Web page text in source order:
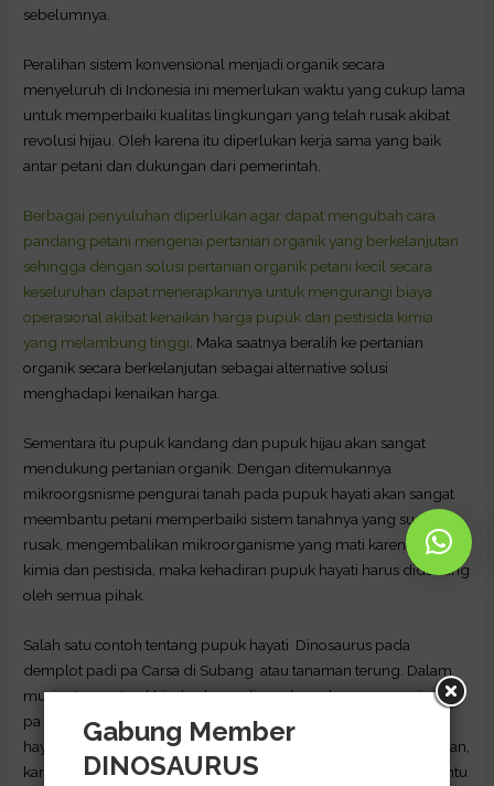
sebelumnya.
Peralihan sistem konvensional menjadi organik secara
menyeluruh di Indonesia ini memerlukan waktu yang cukup lama
untuk memperbaiki kualitas lingkungan yang telah rusak akibat
revolusi hijau. Oleh karena itu diperlukan kerja sama yang baik
antar petani dan dukungan dari pemerintah.
Berbagai penyuluhan diperlukan agar dapat mengubah cara
pandang petani mengenai pertanian organik yang berkelanjutan
sehingga dengan solusi pertanian organik petani kecil secara
keseluruhan dapat menerapkannya untuk mengurangi biaya
operasional akibat kenaikan harga pupuk dan pestisida kimia
yang melambung tinggi . Maka saatnya beralih ke pertanian
organik secara berkelanjutan sebagai alternative solusi
menghadapi kenaikan harga.
Sementara itu pupuk kandang dan pupuk hijau akan sangat
mendukung pertanian organik. Dengan ditemukannya
mikroorgsnisme pengurai tanah pada pupuk hayati akan sangat
meembantu petani memperbaiki sistem tanahnya yang sudah
rusak, mengembalikan mikroorganisme yang mati karena pupuk
kimia dan pestisida, maka kehadiran pupuk hayati harus didukung
oleh semua pihak.
Salah satu contoh tentang pupuk hayati Dinosaurus pada
demplot padi pa Carsa di Subang atau tanaman terung. Dalam
musim tanam terakhir dan kemudian adanya kemarau panjang,
pa Carsa mencoba tanam padi. Ia pun menyemprotkan pupuk
hayati Dinosaurus ke sawahnya. Awalnya sudah tidak ada harapan,
karena tanahnya kering kerontang. Tapi begitu sawahnya terbantu
Gabung Member
DINOSAURUS